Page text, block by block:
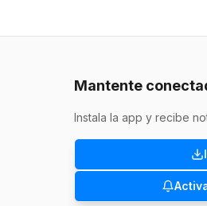
Mantente
Instala la app y recibe